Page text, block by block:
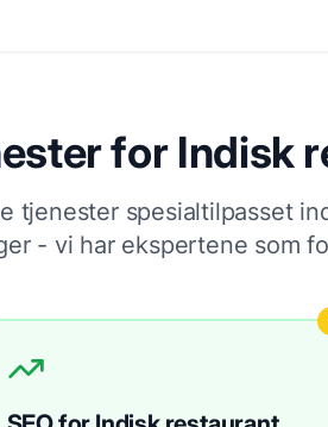
for Indisk
tjenester spesialtilpasset
- vi har ekspertene som